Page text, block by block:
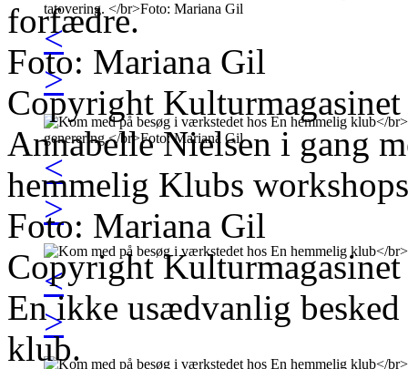
<
>
<
>
<
>
forfædre.
Foto: Mariana Gil
Copyright
Annabelle Nielsen i gang
hemmelig Klubs
Foto: Mariana Gil
Copyright
En ikke usædvanlig
klub.